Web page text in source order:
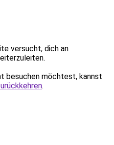
versucht, dich an
besuchen möchtest, kannst
.